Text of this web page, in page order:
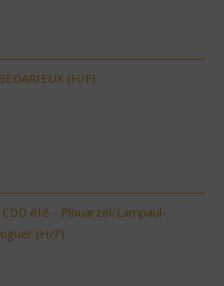
(H/F)
été - Plouarzel/Lampaul-
(H/F)